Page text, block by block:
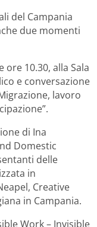
del Campania
due momenti
10.30, alla Sala
e conversazione
lavoro
di Ina
Domestic
delle
in
Creative
in Campania.
Work – Invisible